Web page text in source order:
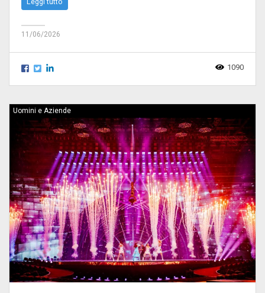
11/06/2026
1090
Uomini e Aziende